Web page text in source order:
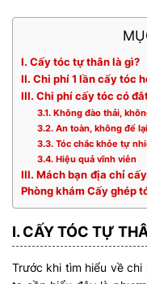
I. Cấy tóc tự thân là gì?
II. Chi phí 1 lần cấy tóc
III. Chi phí cấy tóc có
3.1. Không đào thải,
3.2. An toàn, không để
3.3. Tóc chắc khỏe tự
3.4. Hiệu quả vĩnh viễn
III. Mách bạn địa chỉ
Phòng khám Cấy ghép
I. CẤY TÓC TỰ
Trước khi tìm hiểu về